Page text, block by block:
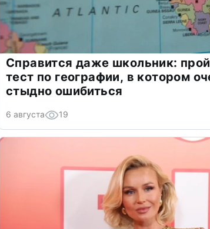
Справится даже школьник:
тест по географии, в котором
стыдно ошибиться
6 августа 19